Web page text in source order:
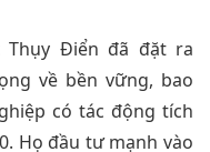
Điển đã đặt ra
về bền vững, bao
có tác động tích
Họ đầu tư mạnh vào